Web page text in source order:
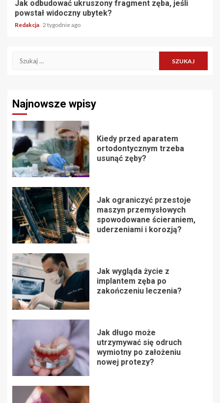
Jak odbudować ukruszony fragment zęba, jeśli
powstał widoczny ubytek?
Redakcja 2 tygodnie ago
Szukaj:
Najnowsze wpisy
Kiedy przed aparatem
ortodontycznym trzeba
usunąć zęby?
Jak ograniczyć przestoje
maszyn przemysłowych
spowodowane ścieraniem,
uderzeniami i korozją?
Jak wygląda życie z
implantem zęba po
zakończeniu leczenia?
Jak długo może
utrzymywać się odruch
wymiotny po założeniu
nowej protezy?